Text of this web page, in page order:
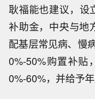
耿福能也建议，设
补助金，中央与地
配基层常见病、慢
0%-50%购置补贴
0%-60%，并给予年